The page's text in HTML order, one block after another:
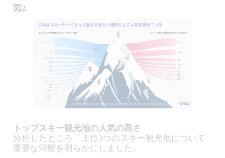
図2
トップスキー観光地の人気の高さ
分析したところ、上位3つのスキー観光地について
重要な洞察を明らかにしました。